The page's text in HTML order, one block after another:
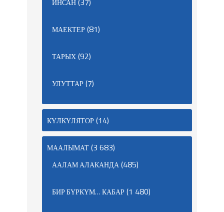
ИНСАН
МАЕКТЕР(81)
ТАРЫХ(92)
УЛУТТАР(7)
КҮЛКҮЛЯТОР(14)
МААЛЫМАТ(3 683)
ААЛАМ АЛАКАНДА(485)
БИР БҮРКҮМ… КАБАР(1 480)